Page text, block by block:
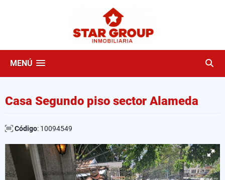
MENÚ
Casa Segundo piso sector Alameda
Código: 10094549